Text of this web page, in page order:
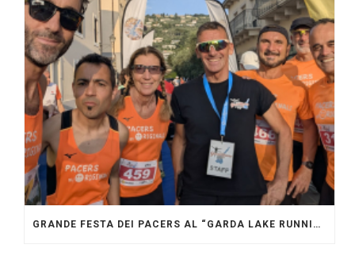
GRANDE FESTA DEI PACERS AL “GARDA LAKE RUNNING FESTIVAL”